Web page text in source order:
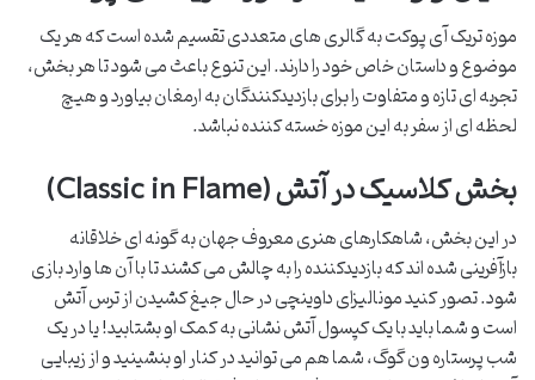
موزه تریک آی پوکت به گالری های متعددی تقسیم شده است که هر یک
موضوع و داستان خاص خود را دارند. این تنوع باعث می شود تا هر بخش،
تجربه ای تازه و متفاوت را برای بازدیدکنندگان به ارمغان بیاورد و هیچ
لحظه ای از سفر به این موزه خسته کننده نباشد.
بخش کلاسیک در آتش (Classic in Flame)
در این بخش، شاهکارهای هنری معروف جهان به گونه ای خلاقانه
بازآفرینی شده اند که بازدیدکننده را به چالش می کشند تا با آن ها وارد بازی
شود. تصور کنید مونالیزای داوینچی در حال جیغ کشیدن از ترس آتش
است و شما باید با یک کپسول آتش نشانی به کمک او بشتابید! یا در یک
شب پرستاره ون گوگ، شما هم می توانید در کنار او بنشینید و از زیبایی